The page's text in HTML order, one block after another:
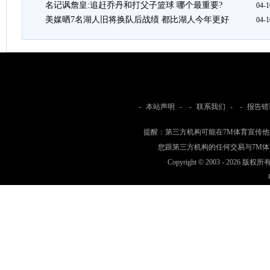
名记讽詹皇:追赶乔丹和打父子篮球 哪个最重要? 04-
美媒晒7名湖人旧将换队后战绩 都比湖人今年更好 04-
- 本站声明 - - 联系我们 - - 报告
提醒：第三方机构可能在7M体育宣传
您跟第三方机构的任何交易与7M
Copyright © 2003 - 2026 版权所